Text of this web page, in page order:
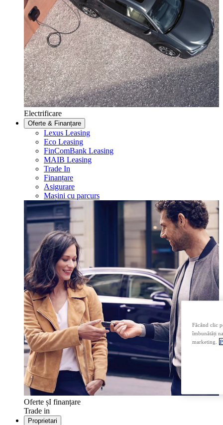
Electrificare
Oferte & Finanțare
Lexus Leasing
Eco Leasing
FinComBank Leasing
MAIB Leasing
Trade In
Finanțare
Asigurare
Mașini cu parcurs
Oferte șI finanțare
Trade in
Proprietari
Făcând clic
îmbunătăți
marketing.